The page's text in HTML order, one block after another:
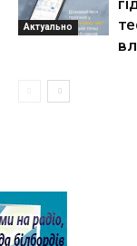
Актуально